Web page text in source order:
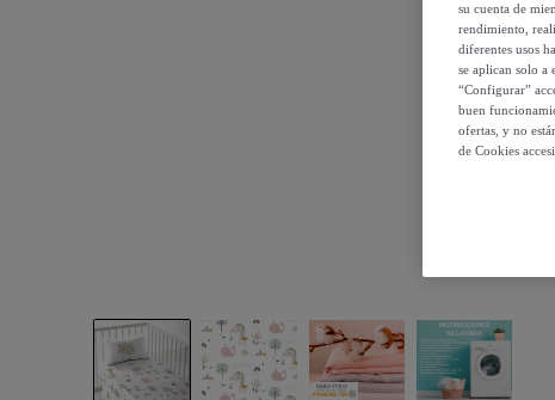
su cuenta de
rendimiento,
diferentes usos
se aplican solo a
“Configurar”
buen
ofertas, y no
de Cookies